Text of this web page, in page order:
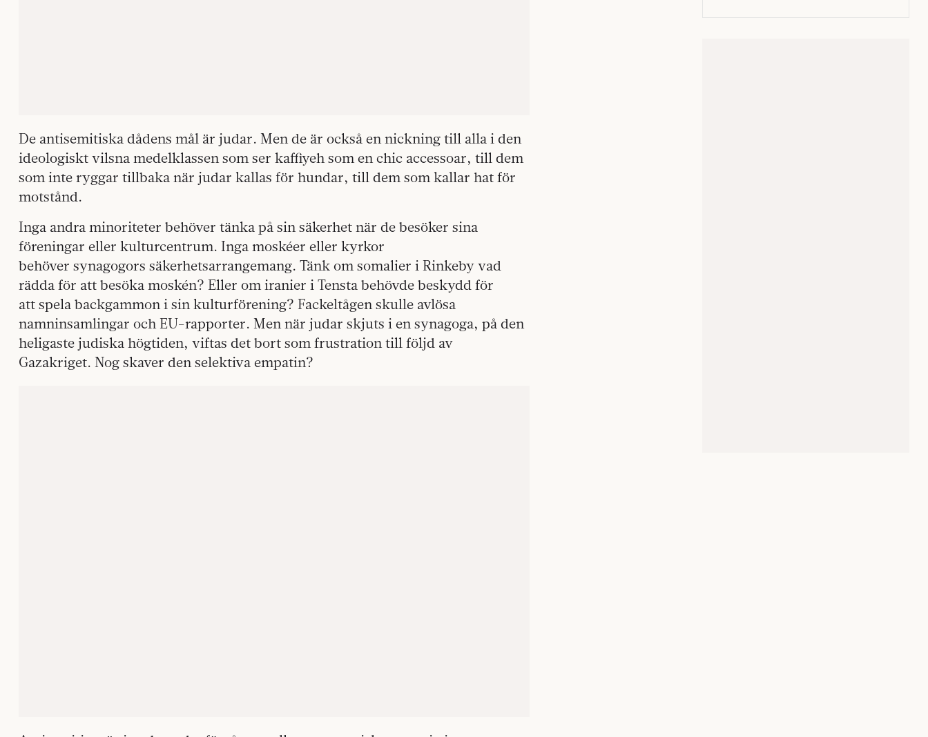
De antisemitiska dådens mål är judar. Men de är också en nickning till alla i den
ideologiskt vilsna medelklassen som ser kaffiyeh som en chic accessoar, till dem
som inte ryggar tillbaka när judar kallas för hundar, till dem som kallar hat för
motstånd.
Inga andra minoriteter behöver tänka på sin säkerhet när de besöker sina
föreningar eller kulturcentrum. Inga moskéer eller kyrkor
behöver synagogors säkerhetsarrangemang. Tänk om somalier i Rinkeby vad
rädda för att besöka moskén? Eller om iranier i Tensta behövde beskydd för
att spela backgammon i sin kulturförening? Fackeltågen skulle avlösa
namninsamlingar och EU-rapporter. Men när judar skjuts i en synagoga, på den
heligaste judiska högtiden, viftas det bort som frustration till följd av
Gazakriget. Nog skaver den selektiva empatin?